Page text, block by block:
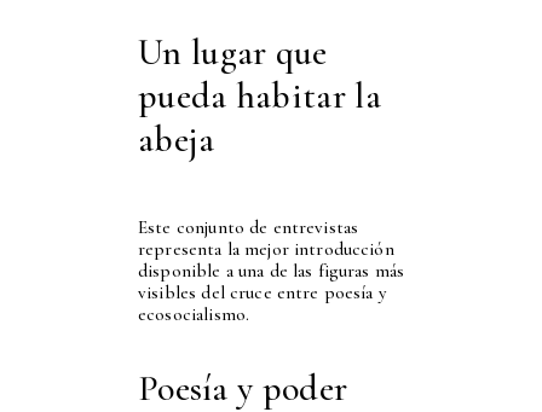
Un lugar que
pueda habitar la
abeja
Este conjunto de entrevistas
representa la mejor introducción
disponible a una de las figuras más
visibles del cruce entre poesía y
ecosocialismo.
Poesía y poder